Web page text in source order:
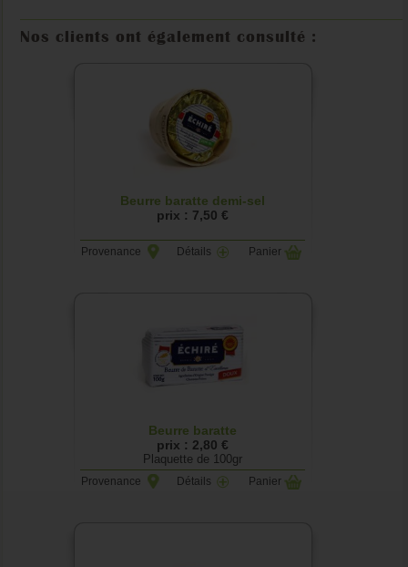
Nos clients ont également consulté :
Beurre baratte demi-sel
prix : 7,50 €
Provenance Détails Panier
Beurre baratte
prix : 2,80 €
Plaquette de 100gr
Provenance Détails Panier